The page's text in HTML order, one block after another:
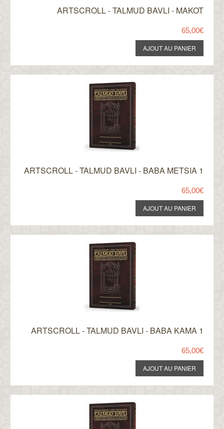
ARTSCROLL - TALMUD BAVLI - MAKOT
65,00€
ARTSCROLL - TALMUD BAVLI - BABA METSIA 1
65,00€
ARTSCROLL - TALMUD BAVLI - BABA KAMA 1
65,00€